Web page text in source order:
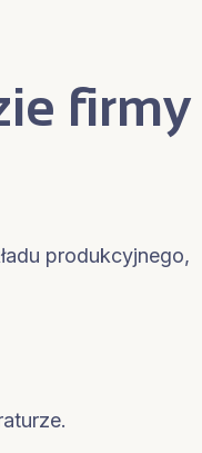
firmy
produkcyjnego,